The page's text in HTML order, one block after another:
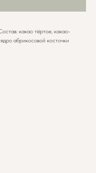
какао тёртое, какао-
абрикосовой косточки